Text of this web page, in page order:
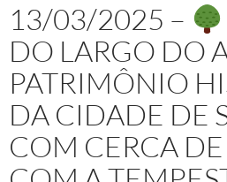
13/03/2025 –
DO LARGO DO
PATRIMÔNIO
DA CIDADE DE
COM CERCA